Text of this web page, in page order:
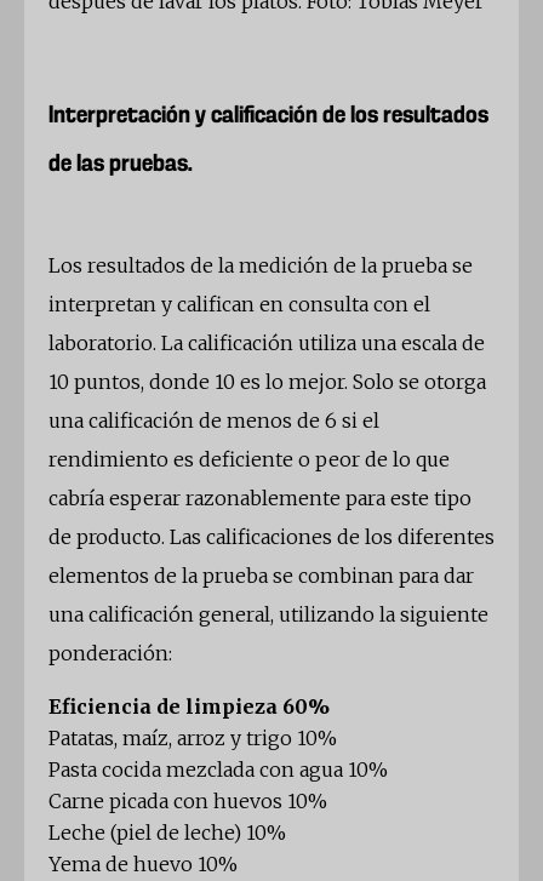
Interpretación y calificación de los resultados
de las pruebas.
Los resultados de la medición de la prueba se
interpretan y califican en consulta con el
laboratorio. La calificación utiliza una escala de
10 puntos, donde 10 es lo mejor. Solo se otorga
una calificación de menos de 6 si el
rendimiento es deficiente o peor de lo que
cabría esperar razonablemente para este tipo
de producto. Las calificaciones de los diferentes
elementos de la prueba se combinan para dar
una calificación general, utilizando la siguiente
ponderación:
Eficiencia de limpieza 60%
Patatas, maíz, arroz y trigo 10%
Pasta cocida mezclada con agua 10%
Carne picada con huevos 10%
Leche (piel de leche) 10%
Yema de huevo 10%